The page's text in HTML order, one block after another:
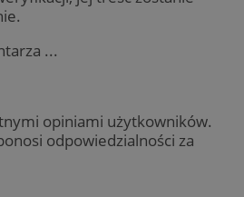
...
opiniami użytkowników.
odpowiedzialności za